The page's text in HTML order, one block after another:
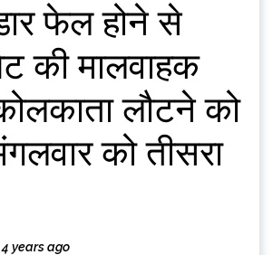
फेल होने से
की मालवाहक
लौटने को
को तीसरा
4 years ago